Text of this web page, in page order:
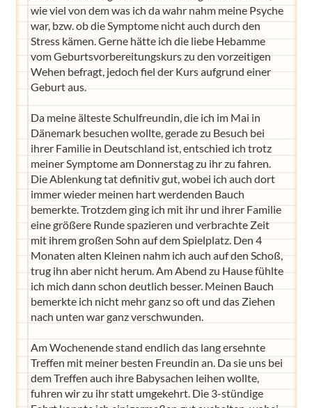
wie viel von dem was ich da wahr nahm meine Psyche
war, bzw. ob die Symptome nicht auch durch den
Stress kämen. Gerne hätte ich die liebe Hebamme
vom Geburtsvorbereitungskurs zu den vorzeitigen
Wehen befragt, jedoch fiel der Kurs aufgrund einer
Geburt aus.
Da meine älteste Schulfreundin, die ich im Mai in
Dänemark besuchen wollte, gerade zu Besuch bei
ihrer Familie in Deutschland ist, entschied ich trotz
meiner Symptome am Donnerstag zu ihr zu fahren.
Die Ablenkung tat definitiv gut, wobei ich auch dort
immer wieder meinen hart werdenden Bauch
bemerkte. Trotzdem ging ich mit ihr und ihrer Familie
eine größere Runde spazieren und verbrachte Zeit
mit ihrem großen Sohn auf dem Spielplatz. Den 4
Monaten alten Kleinen nahm ich auch auf den Schoß,
trug ihn aber nicht herum. Am Abend zu Hause fühlte
ich mich dann schon deutlich besser. Meinen Bauch
bemerkte ich nicht mehr ganz so oft und das Ziehen
nach unten war ganz verschwunden.
Am Wochenende stand endlich das lang ersehnte
Treffen mit meiner besten Freundin an. Da sie uns bei
dem Treffen auch ihre Babysachen leihen wollte,
fuhren wir zu ihr statt umgekehrt. Die 3-stündige